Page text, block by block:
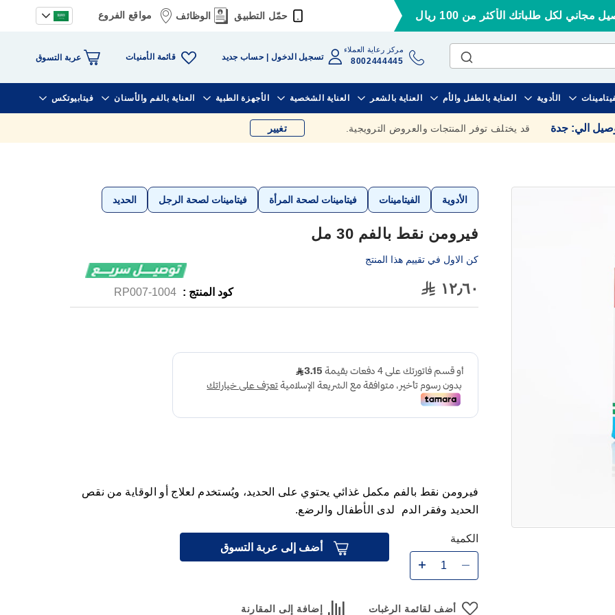
مجاني لكل طلباتك الأكثر من 100 ريال حمّل التطبيق الوظائف مواقع الفروع
مركز رعاية العملاء
8002444445 تسجيل الدخول حساب جديد قائمة الأمنيات عربة التسوق
الأدوية العناية بالطفل والأم العناية بالشعر العناية الشخصية الأجهزة الطبية العناية بالفم والأسنان فيتابيوتكس
الي: جدة قد يختلف توفر المنتجات والعروض الترويجية. تغيير
الأدوية الفيتامينات فيتامينات لصحة المرأة فيتامينات لصحة الرجل الحديد
فيرومن نقط بالفم 30 مل
كن الاول في تقييم هذا المنتج
١٢٫٦٠ كود المنتج : 1004-RP007
فيرومن نقط بالفم مكمل غذائي يحتوي على الحديد، ويُستخدم لعلاج أو الوقاية من نقص
الحديد وفقر الدم لدى الأطفال والرضع.
الكمية
أضف إلى عربة التسوق
أضف لقائمة الرغبات إضافة إلى المقارنة